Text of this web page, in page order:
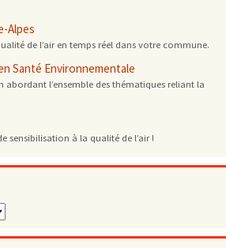
Alpes
de l’air en temps réel dans votre commune.
Santé Environnementale
abordant l’ensemble des thématiques reliant la
sensibilisation à la qualité de l’air !